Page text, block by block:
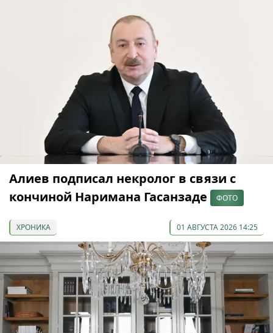
Алиев подписал некролог в связи с
кончиной Наримана Гасанзаде
ФОТО
ХРОНИКА 01 АВГУСТА 2026 14:25